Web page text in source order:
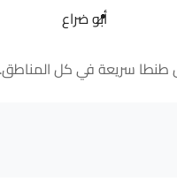
أبو ضراع